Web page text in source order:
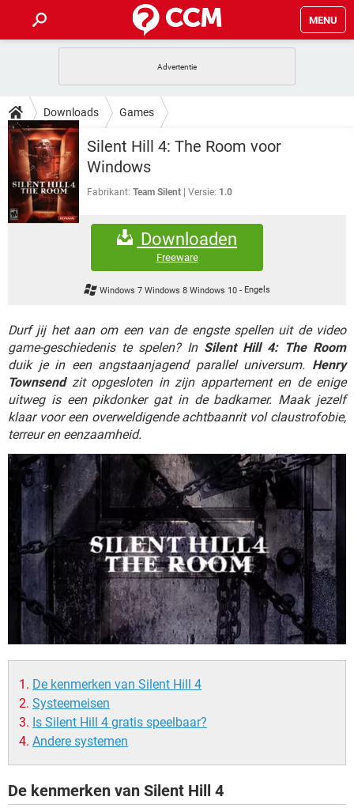
MENU
INSTAGRAM
NETFLIX CORONAVIRUS
GRATIS
TIKTOK
HOW-TO
VIDEOBELLEN
INSTAGRAM
NETFLIX
GRATIS
DOWNLOADS
VIDEOBELLEN
INSTAGRAM WINDOWS 10
NETFLIX CORONAVIRUS
SNAPCHAT
FORUM
VIDEOBELLEN
WINDOWS 10
CORONAVIRUS
SNAPCHAT
ARTIKELEN
GAMES
GRATIS SNAPCHAT
TIKTOK
Downloads Games
Silent Hill 4: The Room voor
Windows
Fabrikant: Team Silent Versie: 1.0
Downloaden
Freeware
Windows 7 Windows 8 Windows 10- Engels
Durf jij het aan om een van de engste spellen uit de video
game-geschiedenis te spelen? In Silent Hill 4: The Room
duik je in een angstaanjagend parallel universum. Henry
Townsendzit opgesloten in zijn appartement en de enige
uitweg is een pikdonker gat in de badkamer. Maak jezelf
klaar voor een overweldigende achtbaanrit vol claustrofobie,
terreur en eenzaamheid.
De kenmerken van Silent Hill 4
Systeemeisen
Is Silent Hill 4 gratis speelbaar?
Andere systemen
De kenmerken van Silent Hill 4